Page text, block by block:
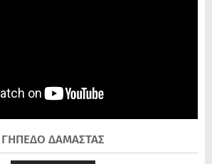
ΓΗΠΕΔΟ ΔΑΜΑΣΤΑΣ